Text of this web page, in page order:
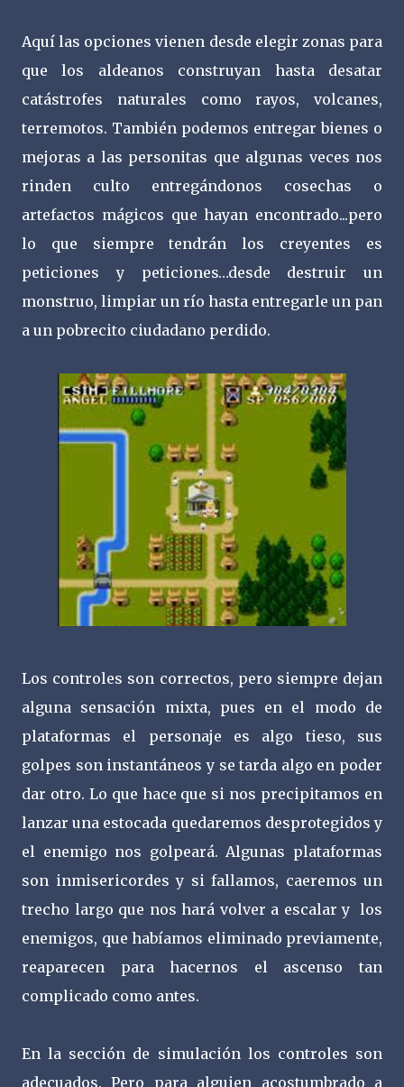
Aquí las opciones vienen desde elegir zonas para
que los aldeanos construyan hasta desatar
catástrofes naturales como rayos, volcanes,
terremotos. También podemos entregar bienes o
mejoras a las personitas que algunas veces nos
rinden culto entregándonos cosechas o
artefactos mágicos que hayan encontrado...pero
lo que siempre tendrán los creyentes es
peticiones y peticiones…desde destruir un
monstruo, limpiar un río hasta entregarle un pan
a un pobrecito ciudadano perdido.
Los controles son correctos, pero siempre dejan
alguna sensación mixta, pues en el modo de
plataformas el personaje es algo tieso, sus
golpes son instantáneos y se tarda algo en poder
dar otro. Lo que hace que si nos precipitamos en
lanzar una estocada quedaremos desprotegidos y
el enemigo nos golpeará. Algunas plataformas
son inmisericordes y si fallamos, caeremos un
trecho largo que nos hará volver a escalar y los
enemigos, que habíamos eliminado previamente,
reaparecen para hacernos el ascenso tan
complicado como antes.
En la sección de simulación los controles son
adecuados. Pero para alguien acostumbrado a